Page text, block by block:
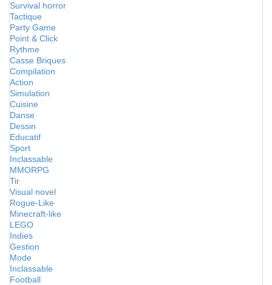
Survival horror
Tactique
Party Game
Point & Click
Rythme
Casse Briques
Compilation
Action
Simulation
Cuisine
Danse
Dessin
Educatif
Sport
Inclassable
MMORPG
Tir
Visual novel
Rogue-Like
Minecraft-like
LEGO
Indies
Gestion
Mode
Inclassable
Football